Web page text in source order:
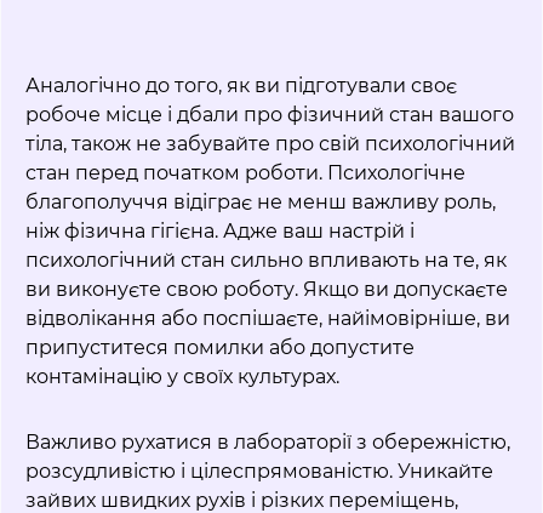
Аналогічно до того, як ви підготували своє
робоче місце і дбали про фізичний стан вашого
тіла, також не забувайте про свій психологічний
стан перед початком роботи. Психологічне
благополуччя відіграє не менш важливу роль,
ніж фізична гігієна. Адже ваш настрій і
психологічний стан сильно впливають на те, як
ви виконуєте свою роботу. Якщо ви допускаєте
відволікання або поспішаєте, найімовірніше, ви
припуститеся помилки або допустите
контамінацію у своїх культурах.
Важливо рухатися в лабораторії з обережністю,
розсудливістю і цілеспрямованістю. Уникайте
зайвих швидких рухів і різких переміщень,